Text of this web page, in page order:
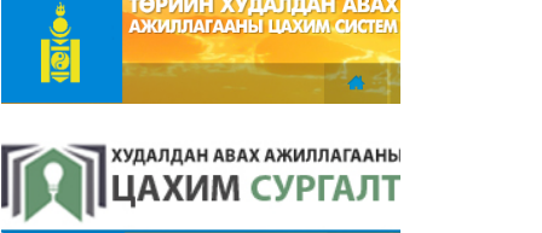
06-26
2026-06-18